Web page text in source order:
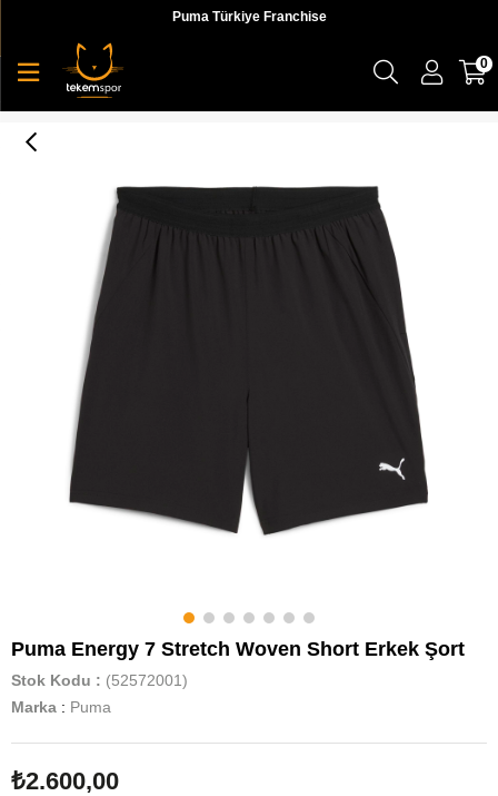
Puma Türkiye Franchise
0
Puma Energy 7 Stretch Woven Short Erkek Şort
Stok Kodu
(52572001)
Marka : Puma
₺2.600,00